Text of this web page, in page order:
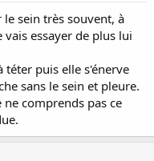
sein très souvent, à
essayer de plus lui
téter puis elle s'énerve
sans le sein et pleure.
ne comprends pas ce